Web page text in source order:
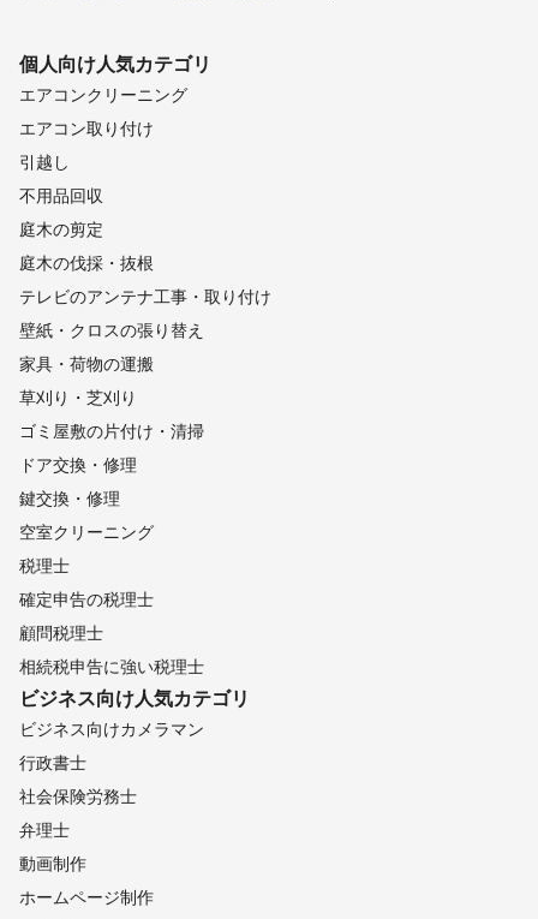
個人向け人気カテゴリ
エアコンクリーニング
エアコン取り付け
引越し
不用品回収
庭木の剪定
庭木の伐採・抜根
テレビのアンテナ工事・取り付け
壁紙・クロスの張り替え
家具・荷物の運搬
草刈り・芝刈り
ゴミ屋敷の片付け・清掃
ドア交換・修理
鍵交換・修理
空室クリーニング
税理士
確定申告の税理士
顧問税理士
相続税申告に強い税理士
ビジネス向け人気カテゴリ
ビジネス向けカメラマン
行政書士
社会保険労務士
弁理士
動画制作
ホームページ制作